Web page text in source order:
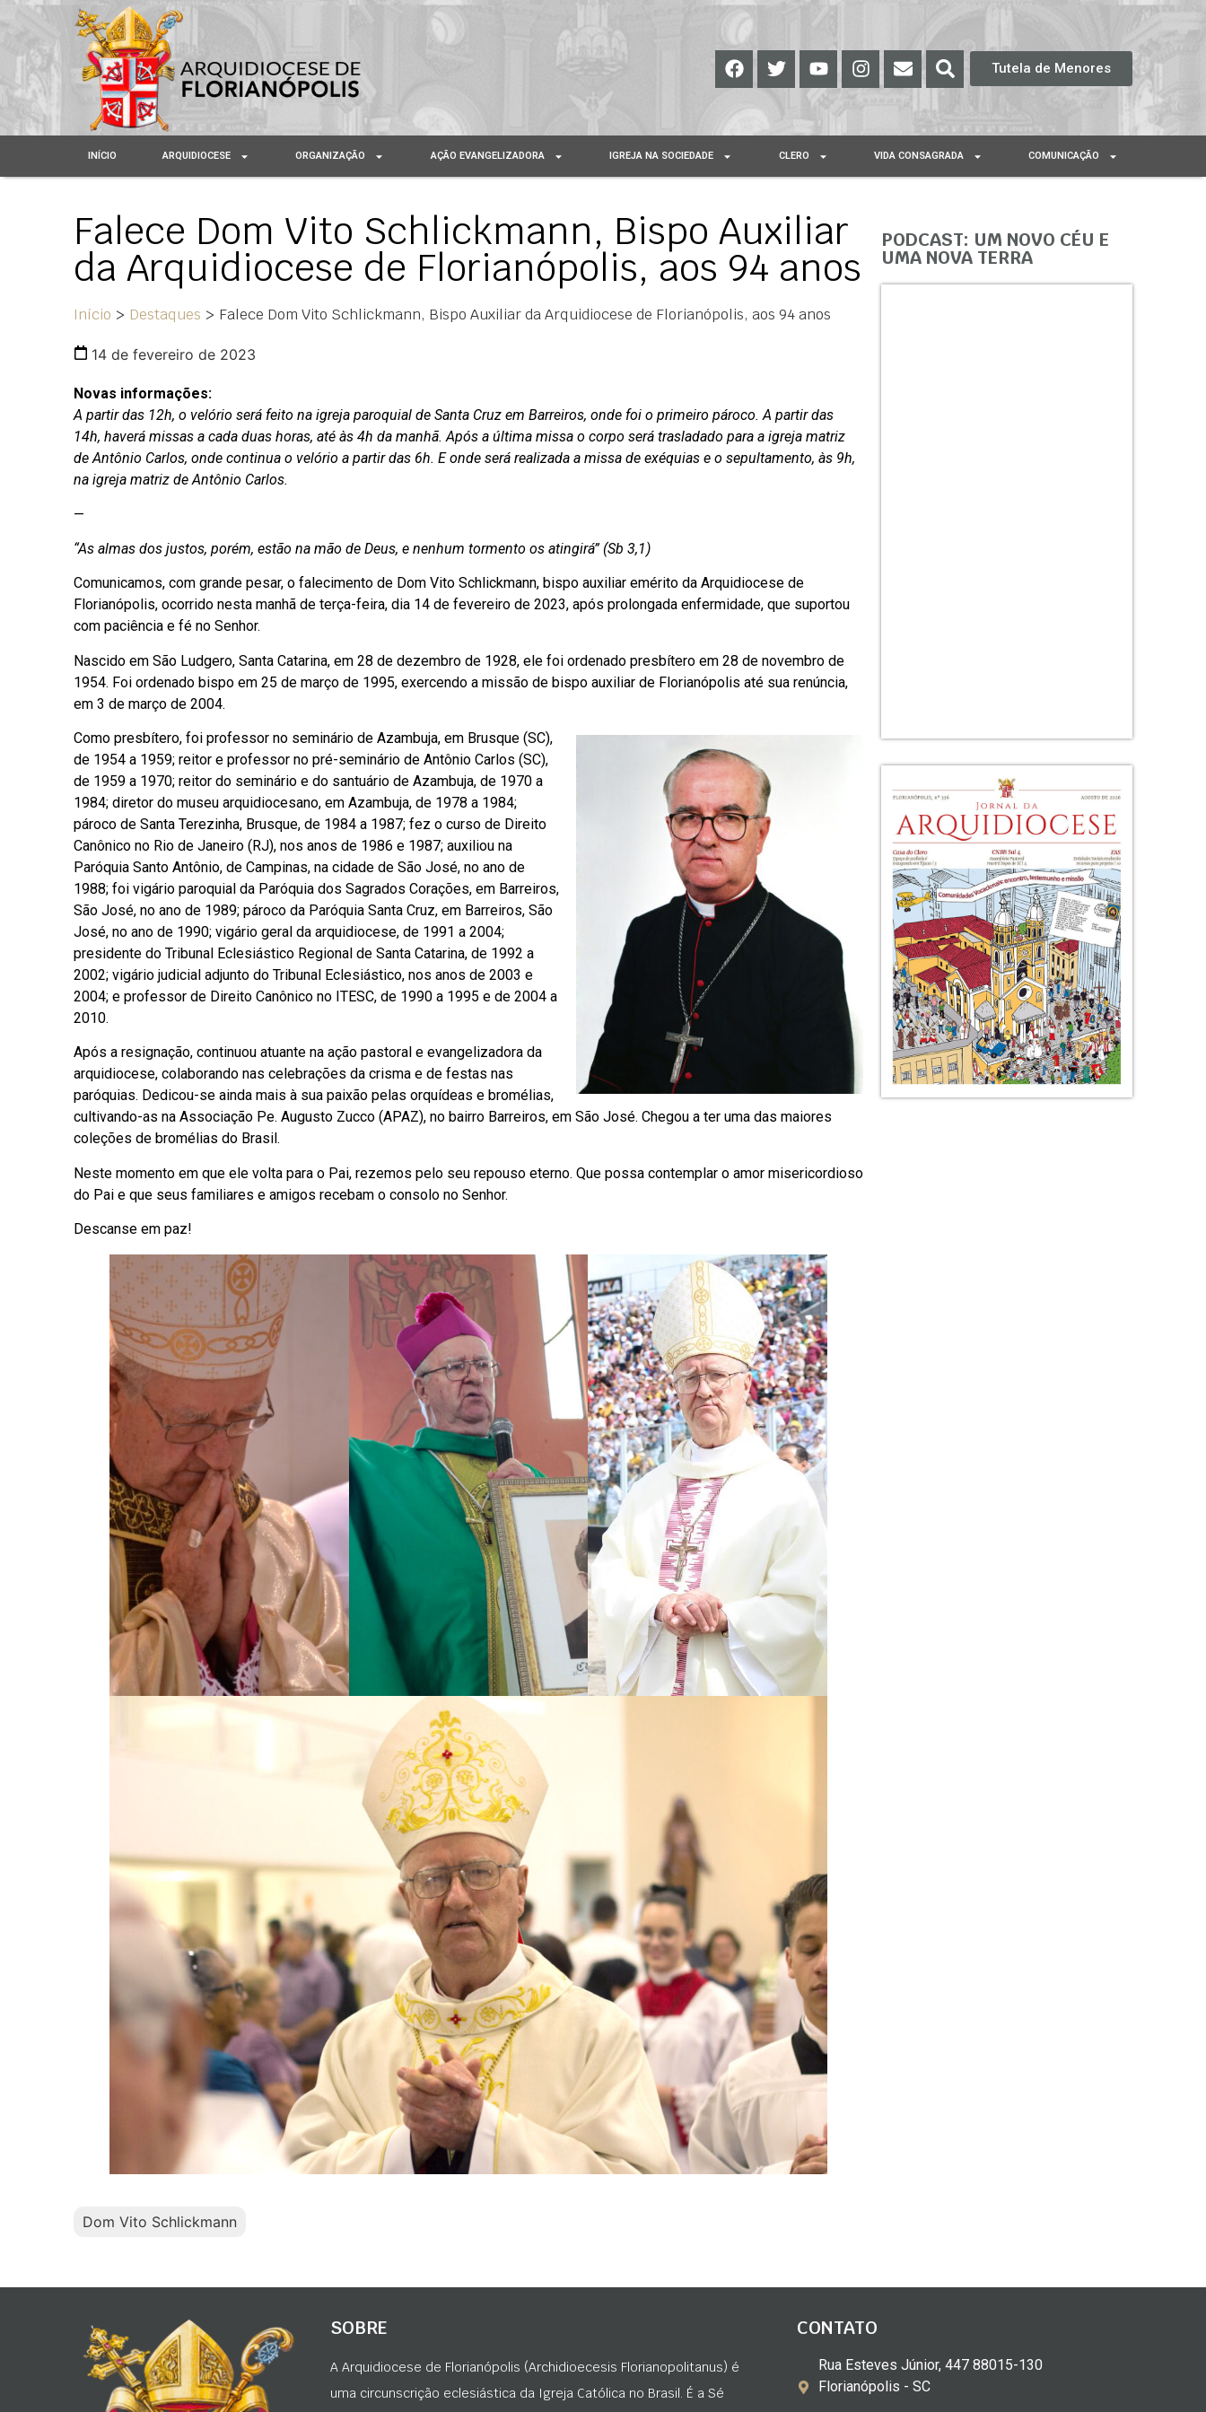
Tutela de Menores
INÍCIO ARQUIDIOCESE ORGANIZAÇÃO AÇÃO EVANGELIZADORA IGREJA NA SOCIEDADE CLERO VIDA CONSAGRADA COMUNICAÇÃO
Falece Dom Vito Schlickmann, Bispo Auxiliar
da Arquidiocese de Florianópolis, aos 94 anos
Início > Destaques > Falece Dom Vito Schlickmann, Bispo Auxiliar da Arquidiocese de Florianópolis, aos 94 anos
14 de fevereiro de 2023
Novas informações:
A partir das 12h, o velório será feito na igreja paroquial de Santa Cruz em Barreiros, onde foi o primeiro pároco. A partir das
14h, haverá missas a cada duas horas, até às 4h da manhã. Após a última missa o corpo será trasladado para a igreja matriz
de Antônio Carlos, onde continua o velório a partir das 6h. E onde será realizada a missa de exéquias e o sepultamento, às 9h,
na igreja matriz de Antônio Carlos.
—
“As almas dos justos, porém, estão na mão de Deus, e nenhum tormento os atingirá” (Sb 3,1)
Comunicamos, com grande pesar, o falecimento de Dom Vito Schlickmann, bispo auxiliar emérito da Arquidiocese de
Florianópolis, ocorrido nesta manhã de terça-feira, dia 14 de fevereiro de 2023, após prolongada enfermidade, que suportou
com paciência e fé no Senhor.
Nascido em São Ludgero, Santa Catarina, em 28 de dezembro de 1928, ele foi ordenado presbítero em 28 de novembro de
1954. Foi ordenado bispo em 25 de março de 1995, exercendo a missão de bispo auxiliar de Florianópolis até sua renúncia,
em 3 de março de 2004.
Como presbítero, foi professor no seminário de Azambuja, em Brusque (SC),
de 1954 a 1959; reitor e professor no pré-seminário de Antônio Carlos (SC),
de 1959 a 1970; reitor do seminário e do santuário de Azambuja, de 1970 a
1984; diretor do museu arquidiocesano, em Azambuja, de 1978 a 1984;
pároco de Santa Terezinha, Brusque, de 1984 a 1987; fez o curso de Direito
Canônico no Rio de Janeiro (RJ), nos anos de 1986 e 1987; auxiliou na
Paróquia Santo Antônio, de Campinas, na cidade de São José, no ano de
1988; foi vigário paroquial da Paróquia dos Sagrados Corações, em Barreiros,
São José, no ano de 1989; pároco da Paróquia Santa Cruz, em Barreiros, São
José, no ano de 1990; vigário geral da arquidiocese, de 1991 a 2004;
presidente do Tribunal Eclesiástico Regional de Santa Catarina, de 1992 a
2002; vigário judicial adjunto do Tribunal Eclesiástico, nos anos de 2003 e
2004; e professor de Direito Canônico no ITESC, de 1990 a 1995 e de 2004 a
2010.
Após a resignação, continuou atuante na ação pastoral e evangelizadora da
arquidiocese, colaborando nas celebrações da crisma e de festas nas
paróquias. Dedicou-se ainda mais à sua paixão pelas orquídeas e bromélias,
cultivando-as na Associação Pe. Augusto Zucco (APAZ), no bairro Barreiros, em São José. Chegou a ter uma das maiores
coleções de bromélias do Brasil.
Neste momento em que ele volta para o Pai, rezemos pelo seu repouso eterno. Que possa contemplar o amor misericordioso
do Pai e que seus familiares e amigos recebam o consolo no Senhor.
Descanse em paz!
Dom Vito Schlickmann
PODCAST: UM NOVO CÉU E
UMA NOVA TERRA
SOBRE
A Arquidiocese de Florianópolis (Archidioecesis Florianopolitanus) é
uma circunscrição eclesiástica da Igreja Católica no Brasil. É a Sé
CONTATO
Rua Esteves Júnior, 447 88015-130
Florianópolis - SC